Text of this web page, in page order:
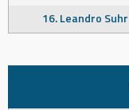
16. Leandro Suhr